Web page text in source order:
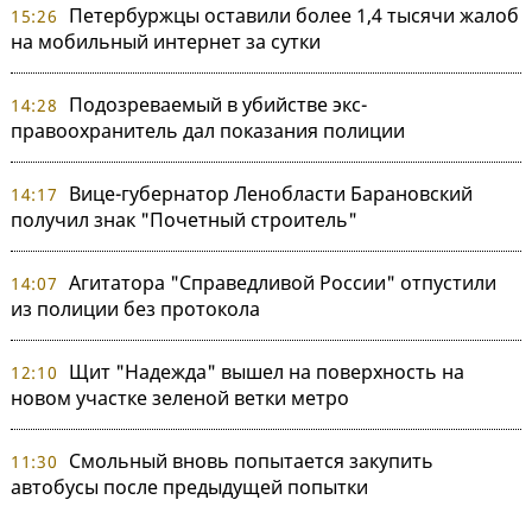
15:26
Петербуржцы оставили более 1,4 тысячи жалоб
на мобильный интернет за сутки
14:28
Подозреваемый в убийстве экс-
правоохранитель дал показания полиции
14:17
Вице-губернатор Ленобласти Барановский
получил знак "Почетный строитель"
14:07 Агитатора "Справедливой России" отпустили
из полиции без протокола
12:10
Щит "Надежда" вышел на поверхность на
новом участке зеленой ветки метро
11:30
Смольный вновь попытается закупить
автобусы после предыдущей попытки